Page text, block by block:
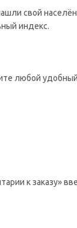
свой
индекс.
любой
к заказу»